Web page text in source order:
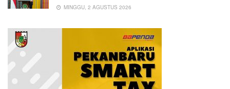
MINGGU, 2 AGUSTUS 2026